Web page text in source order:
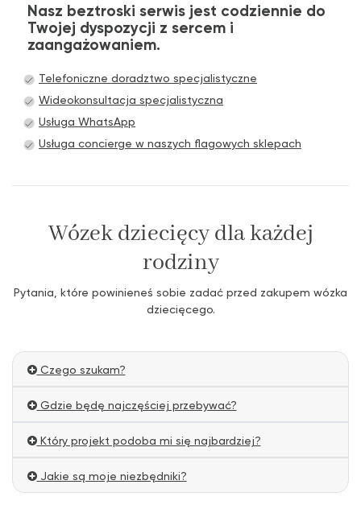
Nasz beztroski serwis jest codziennie do
Twojej dyspozycji z sercem i
zaangażowaniem.
Telefoniczne doradztwo specjalistyczne
Wideokonsultacja specjalistyczna
Usługa WhatsApp
Usługa concierge w naszych flagowych sklepach
Wózek dziecięcy dla każdej
rodziny
Pytania, które powinieneś sobie zadać przed zakupem wózka
dziecięcego.
Czego szukam?
Gdzie będę najczęściej przebywać?
Który projekt podoba mi się najbardziej?
Jakie są moje niezbędniki?